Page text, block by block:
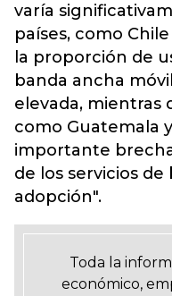
varía
países, como
la proporción de
banda ancha
elevada, mientras
como Guatemala
importante
de los servicios
adopción".
Toda la
económico,